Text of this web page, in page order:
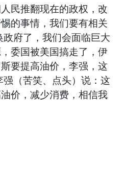
民推翻现在的政权，改
的事情，我们要有相关
府了，我们会面临巨大
委国被美国搞走了，伊
要提高油价，李强，这
（苦笑、点头）说：这
价，减少消费，相信我